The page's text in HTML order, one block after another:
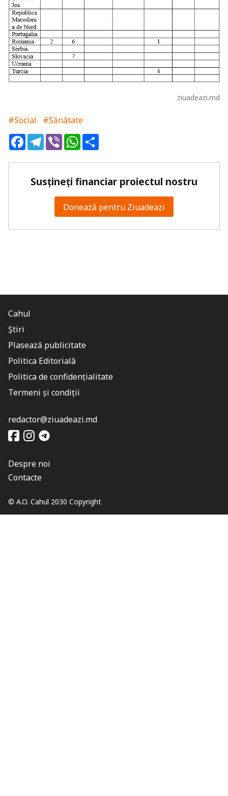
ziuadeazi.md
#Social
#Sănătate
FacebookTelegram
ViberWhatsApp
Susțineți financiar proiectul nostru
Donează pentru Ziuadeazi
© A.O. Cahul 2030 Copyright
Cahul
Știri
Plasează publicitate
Politica Editorială
Politica de confidențialitate
Termeni și condiții
redactor@ziuadeazi.md
Despre noi
Contacte